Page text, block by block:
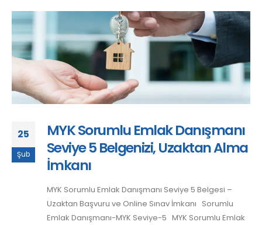
25
Şub
MYK Sorumlu Emlak Danışmanı
Seviye 5 Belgenizi, Uzaktan Alma
İmkanı
MYK Sorumlu Emlak Danışmanı Seviye 5 Belgesi –
Uzaktan Başvuru ve Online Sınav İmkanı Sorumlu
Emlak Danışmanı-MYK Seviye-5 MYK Sorumlu Emlak